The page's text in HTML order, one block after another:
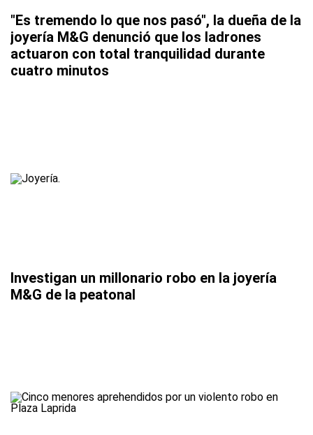
"Es tremendo lo que nos pasó", la dueña de la
joyería M&G denunció que los ladrones
actuaron con total tranquilidad durante
cuatro minutos
Investigan un millonario robo en la joyería
M&G de la peatonal